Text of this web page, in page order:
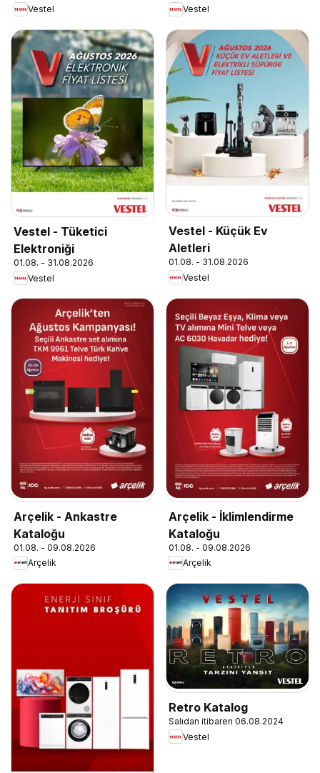
Vestel
Vestel
Vestel - Tüketici
Elektroniği
01.08. - 31.08.2026
Vestel
Vestel - Küçük Ev
Aletleri
01.08. - 31.08.2026
Vestel
Arçelik - Ankastre
Kataloğu
01.08. - 09.08.2026
Arçelik
Arçelik - İklimlendirme
Kataloğu
01.08. - 09.08.2026
Arçelik
Retro Katalog
Salıdan itibaren 06.08.2024
Vestel